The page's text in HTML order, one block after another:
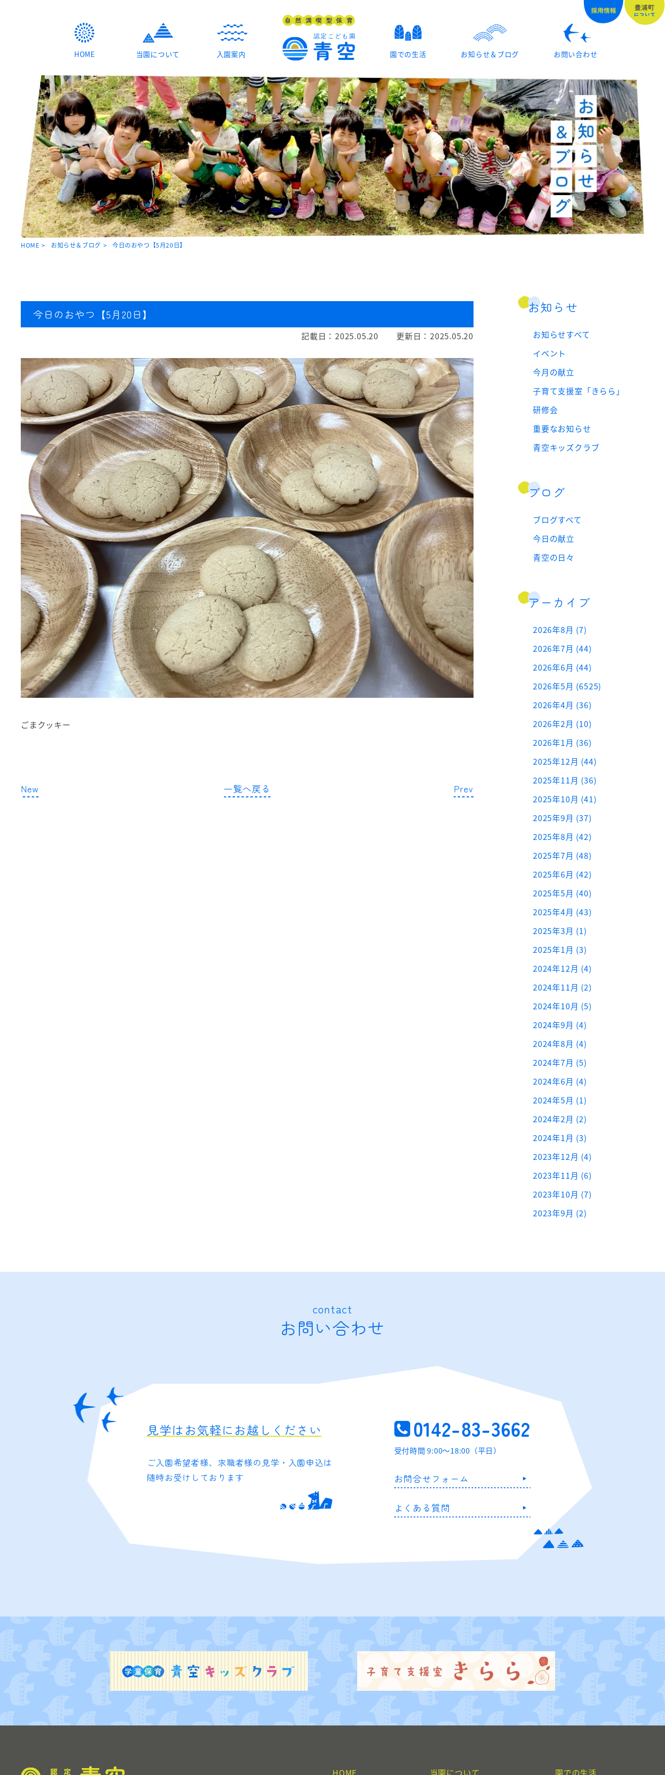
HOME 当園について 入園案内 園での生活 お知らせ＆ブログ お問い合わせ
HOME お知らせ＆ブログ 今日のおやつ【5月20日】
今日のおやつ【5月20日】
記載日： 2025.05.20 更新日： 2025.05.20
ごまクッキー
New 一覧へ戻る Prev
お知らせ
お知らせすべて
イベント
今月の献立
子育て支援室「きらら」
研修会
重要なお知らせ
青空キッズクラブ
ブログ
ブログすべて
今日の献立
青空の日々
アーカイブ
2026年8月 (7)
2026年7月 (44)
2026年6月 (44)
2026年5月 (6525)
2026年4月 (36)
2026年2月 (10)
2026年1月 (36)
2025年12月 (44)
2025年11月 (36)
2025年10月 (41)
2025年9月 (37)
2025年8月 (42)
2025年7月 (48)
2025年6月 (42)
2025年5月 (40)
2025年4月 (43)
2025年3月 (1)
2025年1月 (3)
2024年12月 (4)
2024年11月 (2)
2024年10月 (5)
2024年9月 (4)
2024年8月 (4)
2024年7月 (5)
2024年6月 (4)
2024年5月 (1)
2024年2月 (2)
2024年1月 (3)
2023年12月 (4)
2023年11月 (6)
2023年10月 (7)
2023年9月 (2)
contact
お問い合わせ
見学はお気軽にお越しください
ご入園希望者様、求職者様の 見学・入園申込は
随時お受けしております
0142-83-3662
受付時間 9:00～18:00（平日）
お問合せフォーム
よくある質問